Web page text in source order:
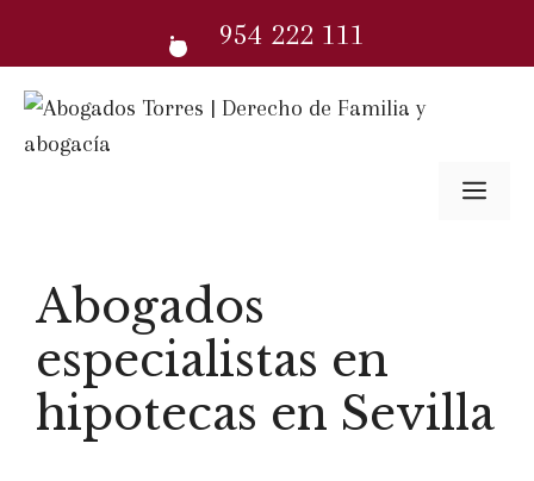
contenido
954 222 111
Abogados
especialistas en
hipotecas en Sevilla